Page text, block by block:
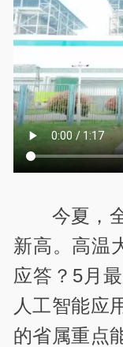
今夏，
新高。高温
应答？5月
人工智能应
的省属重点